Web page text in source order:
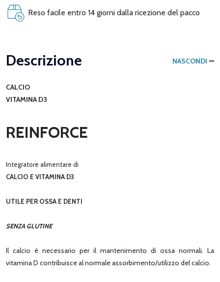
Reso facile entro 14 giorni dalla ricezione del pacco
Descrizione NASCONDI
CALCIO
VITAMINA D3
REINFORCE
Integratore alimentare di
CALCIO E VITAMINA D3
UTILE PER OSSA E DENTI
SENZA GLUTINE
Il calcio è necessario per il mantenimento di ossa normali. La
vitamina D contribuisce al normale assorbimento/utilizzo del calcio.